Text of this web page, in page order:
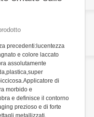
precedenti:lucentezza
e colore laccato
assolutamente
Applicatore di
morbido e
e definisce il contorno
prezioso e di forte
metallizzati.